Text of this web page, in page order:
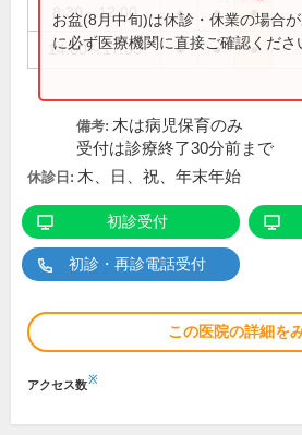
8:30～12:00 ● ● ●
14:00～17:30 ● ● ●
お盆(8月中旬)は休診・休業の場合
に必ず医療機関に直接ご確認くださ
備考: 木は病児保育のみ
受付は診療終了30分前まで
休診日: 木、日、祝、年末年始
初診受付
初診・再診電話受付
この医院の詳細を
アクセス数※